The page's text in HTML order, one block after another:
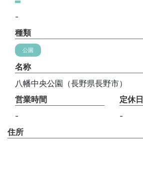
-
種類
公園
名称
八幡中央公園（長野県長野市）
営業時間
-
定休日
-
住所